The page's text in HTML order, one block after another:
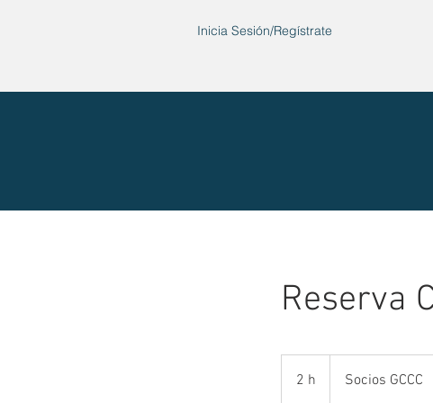
Inicia Sesión/Regístrate
Reserva
2 h Socios GCCC